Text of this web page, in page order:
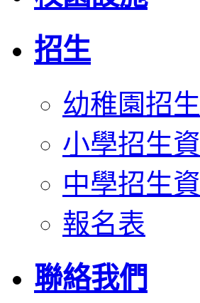
招生
幼稚園招
小學招生
中學招生
報名表
聯絡我們